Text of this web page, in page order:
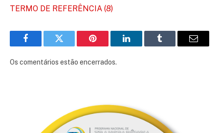
TERMO DE REFERÊNCIA (8)
FacebookTwitter Pinterest LinkedInTumblr
E-
Os comentários estão encerrados.